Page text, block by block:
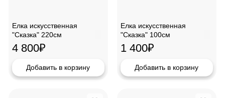
Елка искусственная
"Сказка" 220см
4 800₽
Добавить в корзину
Елка искусственная
"Сказка" 100см
1 400₽
Добавить в корзину